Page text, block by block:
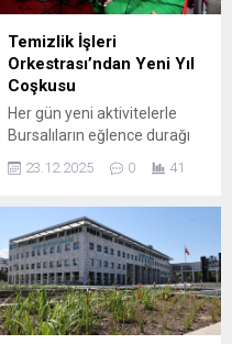
donanımlı ve bilinçli bir
şekilde hazırlanıyor. Bu
kapsamda Gençlik ve
Girişimcilik Merkezi’nde
Sosyolog Mürvet Özçelik
Doğan’ın moderatörlüğünde
gerçekleştirilen programın
son konuğu, iş dünyasının
Temizlik İşleri
Orkestrası’ndan Yeni Yıl
Coşkusu
Her gün yeni aktivitelerle
Bursalıların eğlence durağı
Meydanı’ndaki Yeni Yıl
sahne oldu. Çocuklar
etkinliklerle keyifli anlar
yaşarken, Temizlik İşleri
Müdürlüğü Orkestrası
verdiği konserle coşkuyu
zirveye çıkardı. Osmangazi
23.12.2025 0 41